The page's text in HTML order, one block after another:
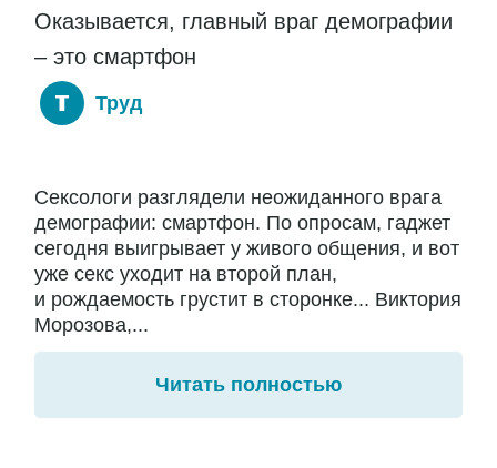
Оказывается, главный враг демографии
– это смартфон
Труд
Сексологи разглядели неожиданного врага
демографии: смартфон. По опросам, гаджет
сегодня выигрывает у живого общения, и вот
уже секс уходит на второй план,
и рождаемость грустит в сторонке... Виктория
Морозова,...
Читать полностью